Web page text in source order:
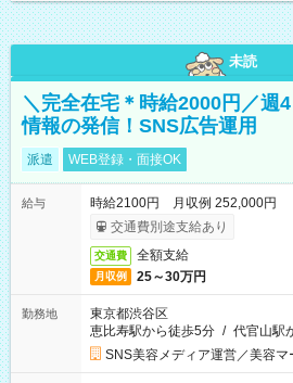
未読
＼完全在宅＊時給2000円／週
情報の発信！SNS広告運用
派遣 WEB登録・面接OK
給与
時給2100円 月収例 252,000円
交通費別途支給あり
交通費 全額支給
月収例 25～30万円
勤務地
東京都渋谷区
恵比寿駅から徒歩5分 / 代官山駅
SNS美容メディア運営／美容マ